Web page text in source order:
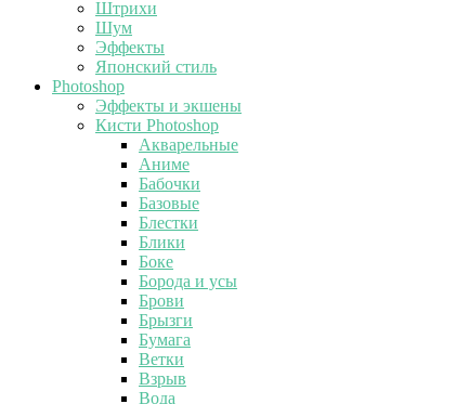
Штрихи
Шум
Эффекты
Японский стиль
Photoshop
Эффекты и экшены
Кисти Photoshop
Акварельные
Аниме
Бабочки
Базовые
Блестки
Блики
Боке
Борода и усы
Брови
Брызги
Бумага
Ветки
Взрыв
Вода